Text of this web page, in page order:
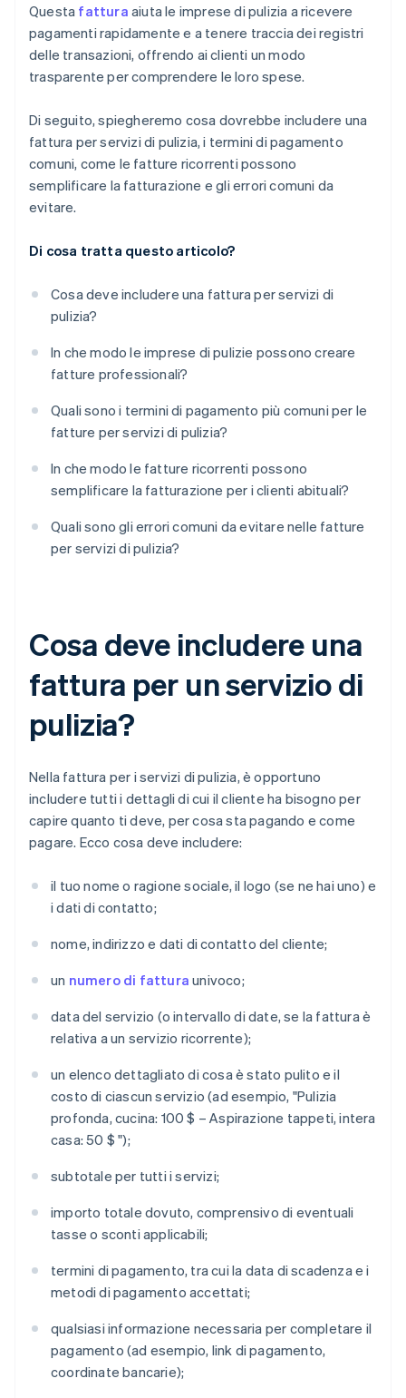
Refusi o errori matematici
Emissione di fatture poco curate
Ritardo nell’invio delle fatture
Mancato follow-up del pagamento
Questa fattura aiuta le imprese di pulizia a ricevere
pagamenti rapidamente e a tenere traccia dei registri
delle transazioni, offrendo ai clienti un modo
trasparente per comprendere le loro spese.
Di seguito, spiegheremo cosa dovrebbe includere una
fattura per servizi di pulizia, i termini di pagamento
comuni, come le fatture ricorrenti possono
semplificare la fatturazione e gli errori comuni da
evitare.
Di cosa tratta questo articolo?
Cosa deve includere una fattura per servizi di
pulizia?
In che modo le imprese di pulizie possono creare
fatture professionali?
Quali sono i termini di pagamento più comuni per le
fatture per servizi di pulizia?
In che modo le fatture ricorrenti possono
semplificare la fatturazione per i clienti abituali?
Quali sono gli errori comuni da evitare nelle fatture
per servizi di pulizia?
Cosa deve includere una
fattura per un servizio di
pulizia?
Nella fattura per i servizi di pulizia, è opportuno
includere tutti i dettagli di cui il cliente ha bisogno per
capire quanto ti deve, per cosa sta pagando e come
pagare. Ecco cosa deve includere:
il tuo nome o ragione sociale, il logo (se ne hai uno) e
i dati di contatto;
nome, indirizzo e dati di contatto del cliente;
un numero di fattura univoco;
data del servizio (o intervallo di date, se la fattura è
relativa a un servizio ricorrente);
un elenco dettagliato di cosa è stato pulito e il
costo di ciascun servizio (ad esempio, "Pulizia
profonda, cucina: 100 $ – Aspirazione tappeti, intera
casa: 50 $ ");
subtotale per tutti i servizi;
importo totale dovuto, comprensivo di eventuali
tasse o sconti applicabili;
termini di pagamento, tra cui la data di scadenza e i
metodi di pagamento accettati;
qualsiasi informazione necessaria per completare il
pagamento (ad esempio, link di pagamento,
coordinate bancarie);